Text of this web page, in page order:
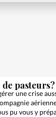
pasteurs?
une crise
pu vous y